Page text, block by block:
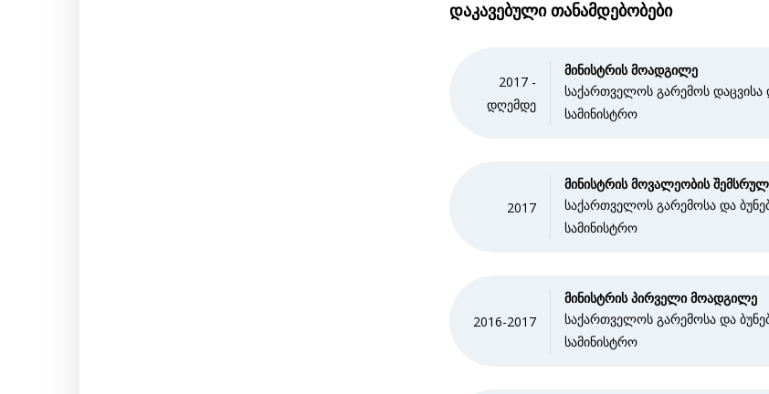
დაკავებული თანამდებობები
2017 -
დღემდე
მინისტრის მოადგილე
საქართველოს გარემოს
სამინისტრო
2017
მინისტრის მოვალეობის
საქართველოს გარემოსა და
სამინისტრო
2016-2017
მინისტრის პირველი მოადგილე
საქართველოს გარემოსა და
სამინისტრო